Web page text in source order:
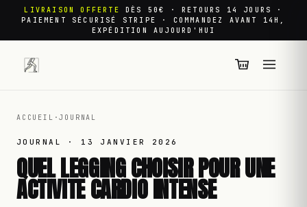
LIVRAISON OFFERTE
DÈS 50€ · RETOURS 14 JOURS ·
PAIEMENT SÉCURISÉ STRIPE · COMMANDEZ AVANT 14H,
EXPÉDITION AUJOURD'HUI
ACCUEIL ·JOURNAL
JOURNAL · 13 JANVIER 2026
QUEL LEGGING CHOISIR POUR UNE
ACTIVITE CARDIO INTENSE